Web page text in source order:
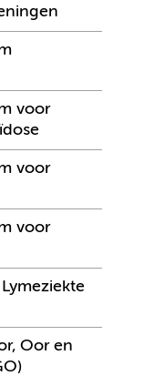
voor
voor
voor
Oor en